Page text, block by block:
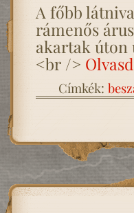
A főbb
rámenős
akartak úton
<br />
Címkék: